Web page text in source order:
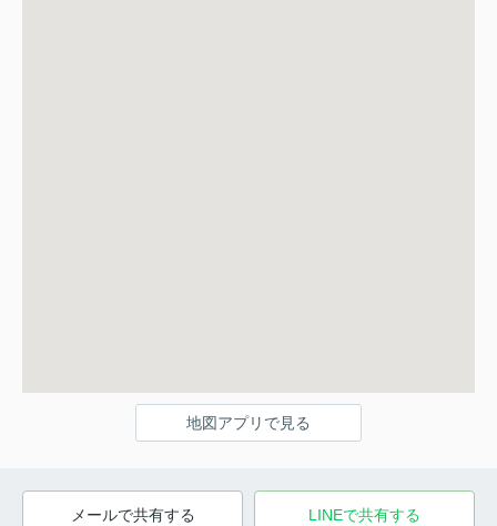
地図アプリで見る
メールで共有する LINEで共有する